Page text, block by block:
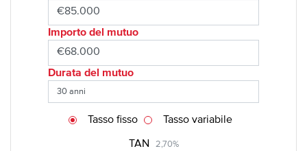
Importo del mutuo
Durata del mutuo
TAN 2,70%
Tasso fisso Tasso variabile